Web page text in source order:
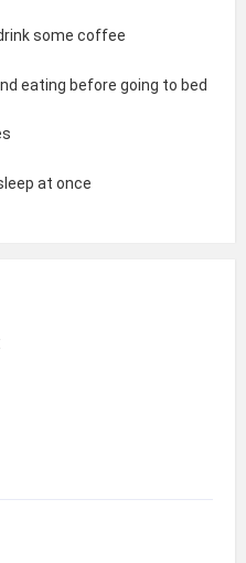
some coffee
eating before going to bed
at once